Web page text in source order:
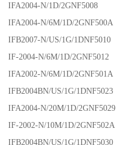
IFA2004-N/1D/2GNF5008
IFA2004-N/6M/1D/2GNF500A
IFB2007-N/US/1G/1DNF5010
IF-2004-N/6M/1D/2GNF5012
IFA2002-N/6M/1D/2GNF501A
IFB2004BN/US/1G/1DNF5023
IFA2004-N/20M/1D/2GNF5029
IF-2002-N/10M/1D/2GNF502A
IFB2004BN/US/1G/1DNF5030